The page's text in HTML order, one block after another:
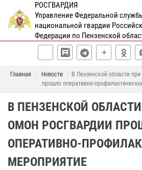
РОСГВАРДИЯ
Управление Федеральной
национальной гвардии
Федерации по Пензенской
Главная Новости
В Пензенской области
прошло оперативно-
В ПЕНЗЕНСКОЙ
ОМОН РОСГВАРДИИ
ОПЕРАТИВНО-
МЕРОПРИЯТИЕ